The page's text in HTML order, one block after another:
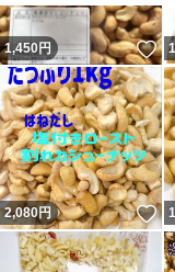
1,450円
2,080円